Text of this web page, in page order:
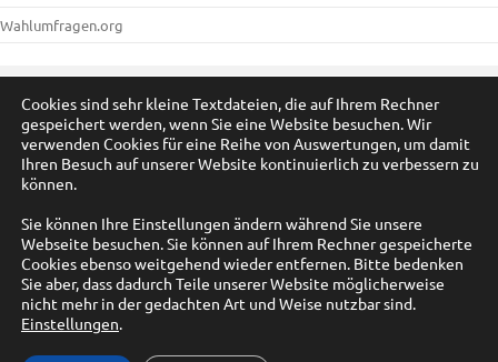
Wahlumfragen.org
Anmelden
Eintrags-Feed
WordPress.org
Cookies sind sehr kleine Textdateien, die auf Ihrem Rechner
gespeichert werden, wenn Sie eine Website besuchen. Wir
verwenden Cookies für eine Reihe von Auswertungen, um damit
Ihren Besuch auf unserer Website kontinuierlich zu verbessern zu
können.
Sie können Ihre Einstellungen ändern während Sie unsere
Webseite besuchen. Sie können auf Ihrem Rechner gespeicherte
Cookies ebenso weitgehend wieder entfernen. Bitte bedenken
Sie aber, dass dadurch Teile unserer Website möglicherweise
nicht mehr in der gedachten Art und Weise nutzbar sind.
Einstellungen.